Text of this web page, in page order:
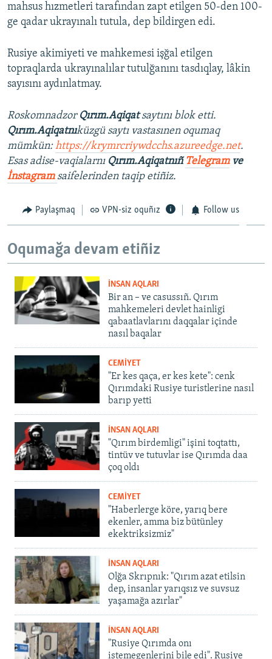
mahsus hızmetleri tarafından zapt etilgen 50-den 100-
ge qadar ukrayınalı tutula, dep bildirgen edi.
Rusiye akimiyeti ve mahkemesi işğal etilgen
topraqlarda ukrayınalılar tutulğanını tasdıqlay, lâkin
sayısını aydınlatmay.
Roskomnadzor Qırım.Aqiqatsaytını blok etti.
Qırım.Aqiqatnıküzgü saytı vastasınen oqumaq
mümkün:https://krymrcriywdcchs.azureedge.net.
Esas adise-vaqialarnı Qırım.AqiqatnıñTelegramve
İnstagram saifelerinden taqip etiñiz.
Paylaşmaq VPN-siz oquñız Follow us
Oqumağa devam etiñiz
İNSAN AQLARI
Bir an – ve casussıñ. Qırım
mahkemeleri devlet hainligi
qabaatlavlarını daqqalar içinde
nasıl baqalar
CEMİYET
"Er kes qaça, er kes kete": cenk
Qırımdaki Rusiye turistlerine nasıl
barıp yetti
İNSAN AQLARI
"Qırım birdemligi" işini toqtattı,
tintüv ve tutuvlar ise Qırımda daa
çoq oldı
CEMİYET
"Haberlerge köre, yarıq bere
ekenler, amma biz bütünley
ekektriksizmiz"
İNSAN AQLARI
Olğa Skrıpnık: "Qırım azat etilsin
dep, insanlar yarıqsız ve suvsuz
yaşamağa azırlar"
İNSAN AQLARI
"Rusiye Qırımda onı
istemegenlerini bile edi". Rusiye